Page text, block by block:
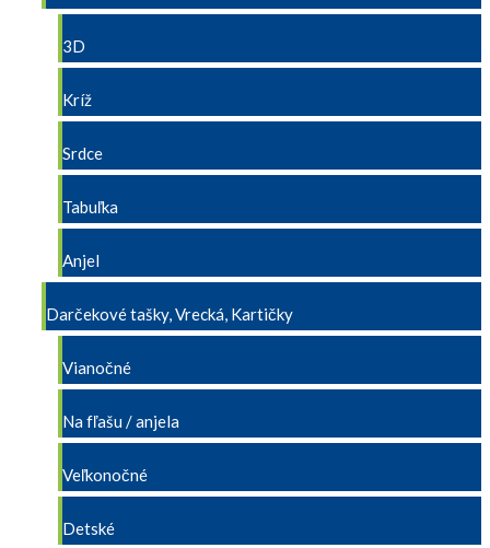
3D
Kríž
Srdce
Tabuľka
Anjel
Darčekové tašky, Vrecká, Kartičky
Vianočné
Na fľašu / anjela
Veľkonočné
Detské